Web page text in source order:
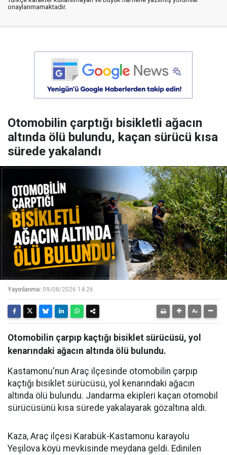
onaylanmamaktadır.
Otomobilin çarptığı bisikletli ağacın
altında ölü bulundu, kaçan sürücü kısa
sürede yakalandı
Yayınlanma: 09/08/2026 14:26
Otomobilin çarpıp kaçtığı bisiklet sürücüsü, yol
kenarındaki ağacın altında ölü bulundu.
Kastamonu'nun Araç ilçesinde otomobilin çarpıp
kaçtığı bisiklet sürücüsü, yol kenarındaki ağacın
altında ölü bulundu. Jandarma ekipleri kaçan otomobil
sürücüsünü kısa sürede yakalayarak gözaltına aldı.
Kaza, Araç ilçesi Karabük-Kastamonu karayolu
Yeşilova köyü mevkisinde meydana geldi. Edinilen